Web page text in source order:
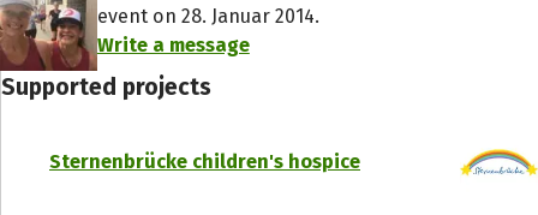
event on 28. Januar 2014.
Write a message
Supported projects
Sternenbrücke children's hospice